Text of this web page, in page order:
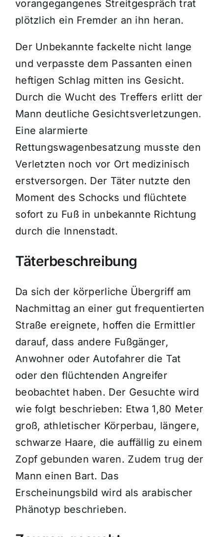
vorangegangenes Streitgespräch trat
plötzlich ein Fremder an ihn heran.
Der Unbekannte fackelte nicht lange
und verpasste dem Passanten einen
heftigen Schlag mitten ins Gesicht.
Durch die Wucht des Treffers erlitt der
Mann deutliche Gesichtsverletzungen.
Eine alarmierte
Rettungswagenbesatzung musste den
Verletzten noch vor Ort medizinisch
erstversorgen. Der Täter nutzte den
Moment des Schocks und flüchtete
sofort zu Fuß in unbekannte Richtung
durch die Innenstadt.
Täterbeschreibung
Da sich der körperliche Übergriff am
Nachmittag an einer gut frequentierten
Straße ereignete, hoffen die Ermittler
darauf, dass andere Fußgänger,
Anwohner oder Autofahrer die Tat
oder den flüchtenden Angreifer
beobachtet haben. Der Gesuchte wird
wie folgt beschrieben: Etwa 1,80 Meter
groß, athletischer Körperbau, längere,
schwarze Haare, die auffällig zu einem
Zopf gebunden waren. Zudem trug der
Mann einen Bart. Das
Erscheinungsbild wird als arabischer
Phänotyp beschrieben.